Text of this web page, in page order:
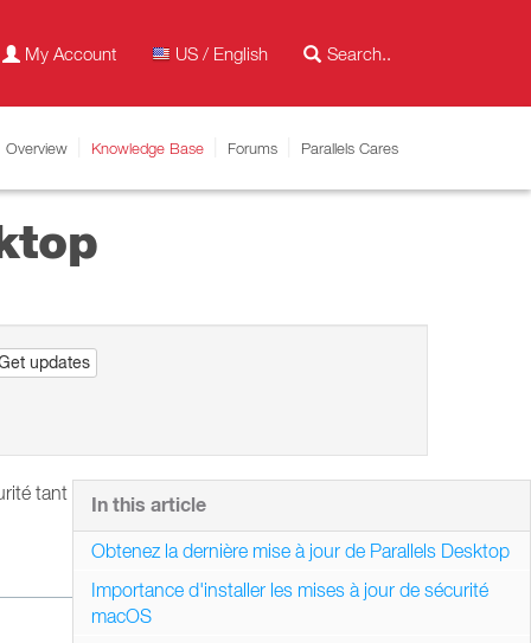
My Account US / English
Overview Knowledge Base Forums Parallels Cares
updates
tant
In this article
Obtenez la dernière mise à jour de Parallels Desktop
Importance d'installer les mises à jour de sécurité
macOS